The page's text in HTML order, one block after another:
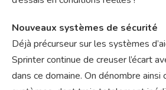
Nouveaux systèmes de sécurité
Déjà précurseur sur les systèmes
Sprinter continue de creuser l’écart
dans ce domaine. On dénombre ainsi